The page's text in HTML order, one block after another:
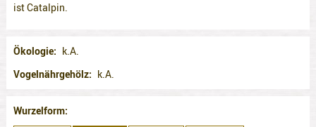
ist Catalpin.
Ökologie
k.A.
Vogelnährgehölz
k.A.
Wurzelform